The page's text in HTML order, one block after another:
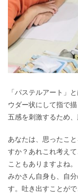
「パステルアート」
ウダー状にして指で描
五感を刺激するため
あなたは、思ったこ
すか？あれこれ考え
こともありますよね。
みかさん自身も、自
す。吐き出すことが